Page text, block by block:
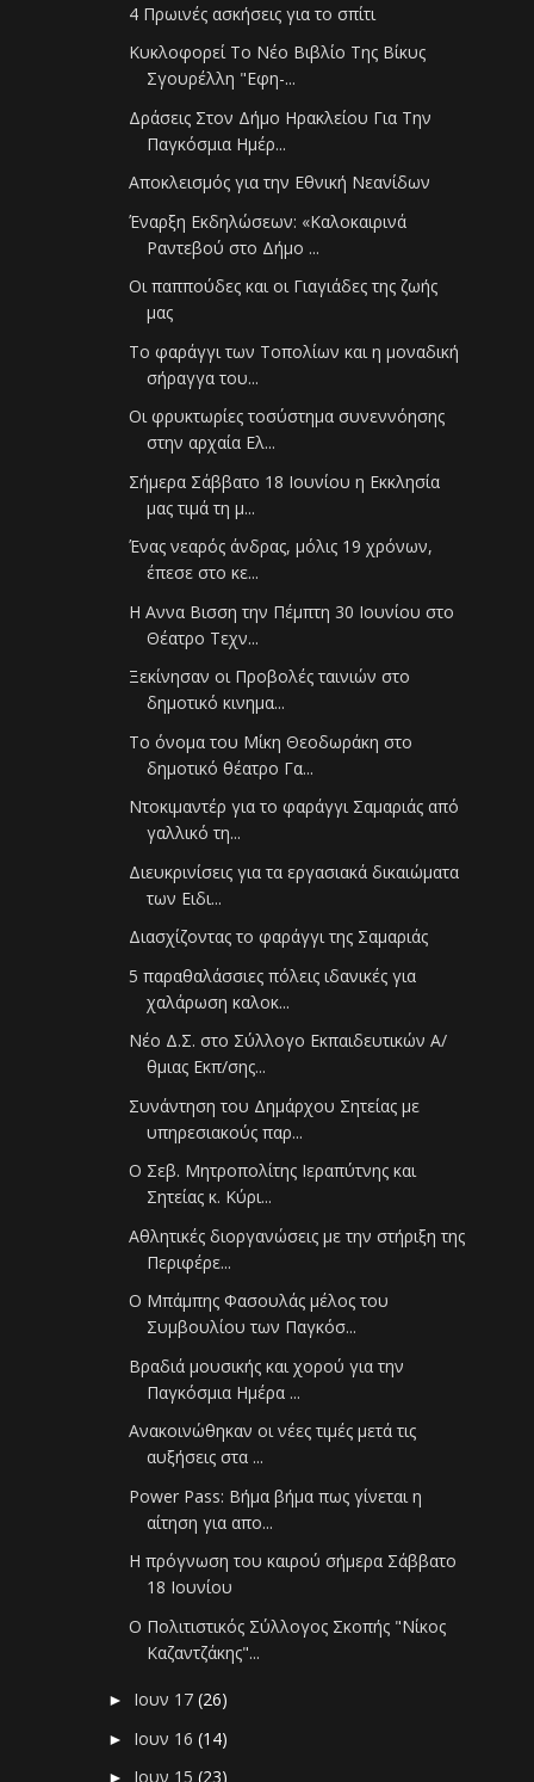
4 Πρωινές ασκήσεις για το σπίτι
Κυκλοφορεί Το Νέο Βιβλίο Της Βίκυς
Σγουρέλλη "Εφη-...
Δράσεις Στον Δήμο Ηρακλείου Για Την
Παγκόσμια Ημέρ...
Αποκλεισμός για την Εθνική Νεανίδων
Έναρξη Εκδηλώσεων: «Καλοκαιρινά
Ραντεβού στο Δήμο ...
Οι παππούδες και οι Γιαγιάδες της ζωής
μας
Το φαράγγι των Τοπολίων και η μοναδική
σήραγγα του...
Οι φρυκτωρίες τοσύστημα συνεννόησης
στην αρχαία Ελ...
Σήμερα Σάββατο 18 Ιουνίου η Εκκλησία
μας τιμά τη μ...
Ένας νεαρός άνδρας, μόλις 19 χρόνων,
έπεσε στο κε...
Η Αννα Βισση την Πέμπτη 30 Ιουνίου στο
Θέατρο Τεχν...
Ξεκίνησαν οι Προβολές ταινιών στο
δημοτικό κινημα...
Το όνομα του Μίκη Θεοδωράκη στο
δημοτικό θέατρο Γα...
Ντοκιμαντέρ για το φαράγγι Σαμαριάς από
γαλλικό τη...
Διευκρινίσεις για τα εργασιακά δικαιώματα
των Ειδι...
Διασχίζοντας το φαράγγι της Σαμαριάς
5 παραθαλάσσιες πόλεις ιδανικές για
χαλάρωση καλοκ...
Νέο Δ.Σ. στο Σύλλογο Εκπαιδευτικών Α/
θμιας Εκπ/σης...
Συνάντηση του Δημάρχου Σητείας με
υπηρεσιακούς παρ...
Ο Σεβ. Μητροπολίτης Ιεραπύτνης και
Σητείας κ. Κύρι...
Αθλητικές διοργανώσεις με την στήριξη της
Περιφέρε...
Ο Μπάμπης Φασουλάς μέλος του
Συμβουλίου των Παγκόσ...
Βραδιά μουσικής και χορού για την
Παγκόσμια Ημέρα ...
Ανακοινώθηκαν οι νέες τιμές μετά τις
αυξήσεις στα ...
Power Pass: Βήμα βήμα πως γίνεται η
αίτηση για απο...
Η πρόγνωση του καιρού σήμερα Σάββατο
18 Ιουνίου
Ο Πολιτιστικός Σύλλογος Σκοπής "Νίκος
Καζαντζάκης"...
► Ιουν 17(26)
► Ιουν 16(14)
► Ιουν 15(23)